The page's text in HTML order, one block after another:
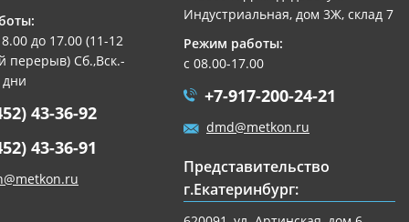
до 17.00 (11-12
перерыв) Сб.,Вск.-
43-36-92
43-36-91
Индустриальная, дом 3Ж, склад 7
Режим работы:
с 08.00-17.00
+7-917-200-24-21
dmd@metkon.ru
Представительство
г.Екатеринбург: